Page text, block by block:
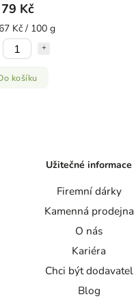
79 Kč
Kč / 100 g
košíku
Užitečné informace
Firemní dárky
Kamenná prodejna
O nás
Kariéra
Chci být dodavatel
Blog